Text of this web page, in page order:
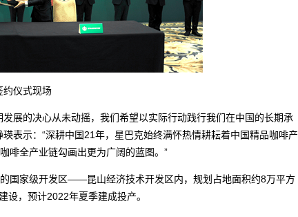
约仪式现场
的决心从未动摇，我们希望以实际行动践行我们在中国的长期承
表示：“深耕中国21年，星巴克始终满怀热情耕耘着中国精品咖啡产
啡全产业链勾画出更为广阔的蓝图。”
家级开发区——昆山经济技术开发区内，规划占地面积约8万平方
，预计2022年夏季建成投产。